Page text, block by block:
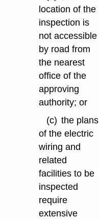
location of the
inspection is
not accessible
by road from
the nearest
office of the
approving
authority; or
(c) the plans
of the electric
wiring and
related
facilities to be
inspected
require
extensive